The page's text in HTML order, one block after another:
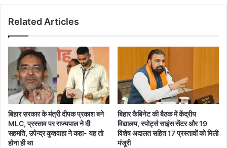
है,
हमारा
है
Related Articles
बिहार सरकार के मंत्री दीपक प्रकाश बने
MLC, प्रस्ताव पर राज्यपाल ने दी
सहमति, उपेन्द्र कुशवाहा ने कहा- यह तो
होना ही था
बिहार कैबिनेट की बैठक में केंद्रीय
विद्यालय, स्पोर्ट्स साइंस सेंटर और 19
विशेष अदालत सहित 17 प्रस्तावों को मिली
मंजूरी